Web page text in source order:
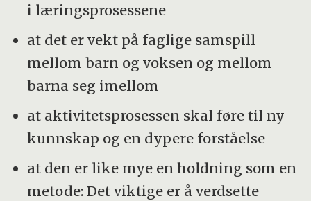
i læringsprosessene
at det er vekt på faglige samspill
mellom barn og voksen og mellom
barna seg imellom
at aktivitetsprosessen skal føre til ny
kunnskap og en dypere forståelse
at den er like mye en holdning som en
metode: Det viktige er å verdsette